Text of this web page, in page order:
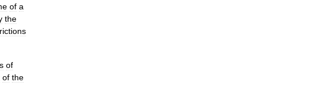
of a
the
of
of the